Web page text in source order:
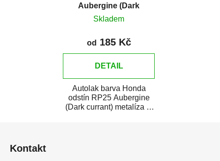
Aubergine (Dark
currant) metalíza
Skladem
od 185 Kč
DETAIL
Autolak barva Honda
odstín RP25 Aubergine
(Dark currant) metalíza je
Kontakt